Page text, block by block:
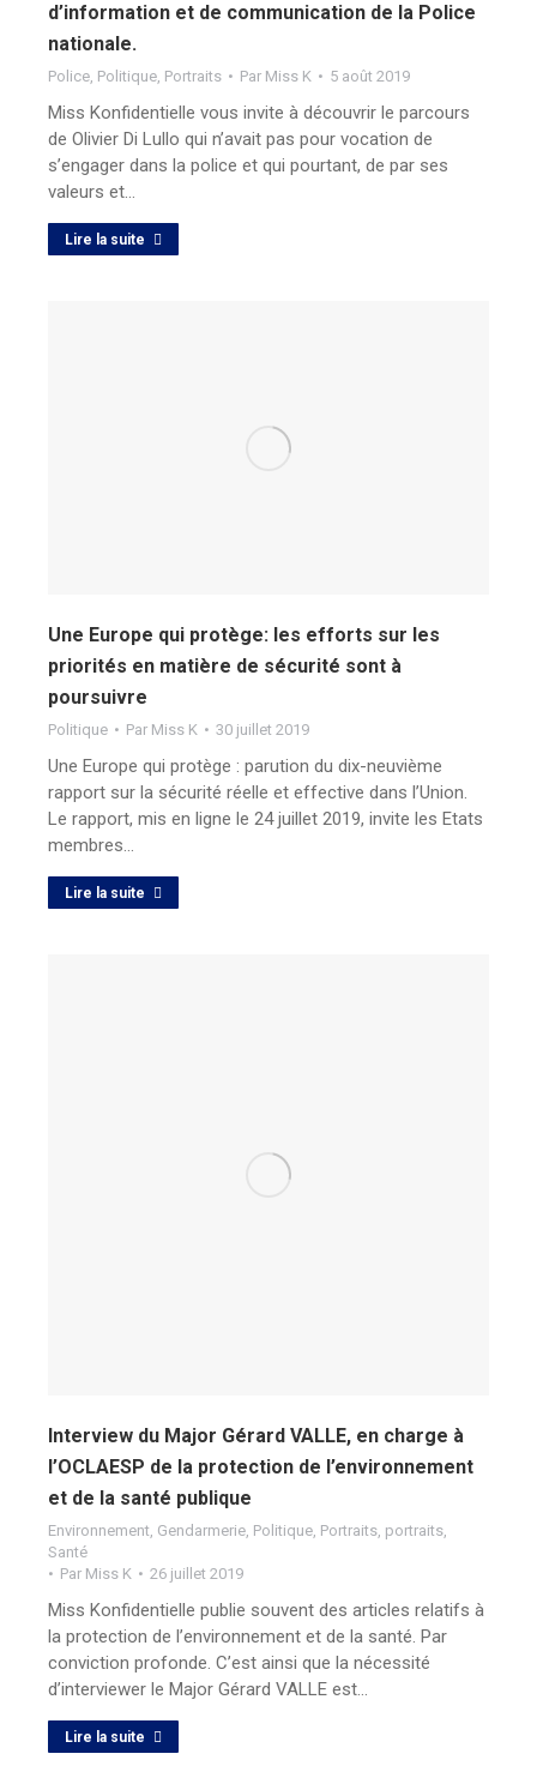
d’information et de communication de la Police
nationale.
Police, Politique, Portraits Par Miss K 5 août 2019
Miss Konfidentielle vous invite à découvrir le parcours
de Olivier Di Lullo qui n’avait pas pour vocation de
s’engager dans la police et qui pourtant, de par ses
valeurs et…
Lire la suite
Une Europe qui protège: les efforts sur les
priorités en matière de sécurité sont à
poursuivre
Politique Par Miss K 30 juillet 2019
Une Europe qui protège : parution du dix-neuvième
rapport sur la sécurité réelle et effective dans l’Union.
Le rapport, mis en ligne le 24 juillet 2019, invite les Etats
membres…
Lire la suite
Interview du Major Gérard VALLE, en charge à
l’OCLAESP de la protection de l’environnement
et de la santé publique
Environnement, Gendarmerie, Politique, Portraits, portraits,
Santé
Par Miss K 26 juillet 2019
Miss Konfidentielle publie souvent des articles relatifs à
la protection de l’environnement et de la santé. Par
conviction profonde. C’est ainsi que la nécessité
d’interviewer le Major Gérard VALLE est…
Lire la suite